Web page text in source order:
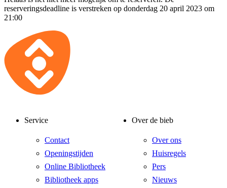
reserveringsdeadline is verstreken op donderdag 20 april 2023 om
21:00
Service
Contact
Openingstijden
Online Bibliotheek
Bibliotheek apps
Over de bieb
Over ons
Huisregels
Pers
Nieuws